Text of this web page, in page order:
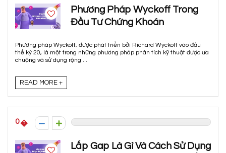
Phương Pháp Wyckoff Trong
Đầu Tư Chứng Khoán
Phương pháp Wyckoff, được phát triển bởi Richard Wyckoff vào đầu
thế kỷ 20, là một trong những phương pháp phân tích kỹ thuật được ưa
chuộng và sử dụng rộng ...
READ MORE +
0
Lấp Gap Là Gì Và Cách Sử Dụng